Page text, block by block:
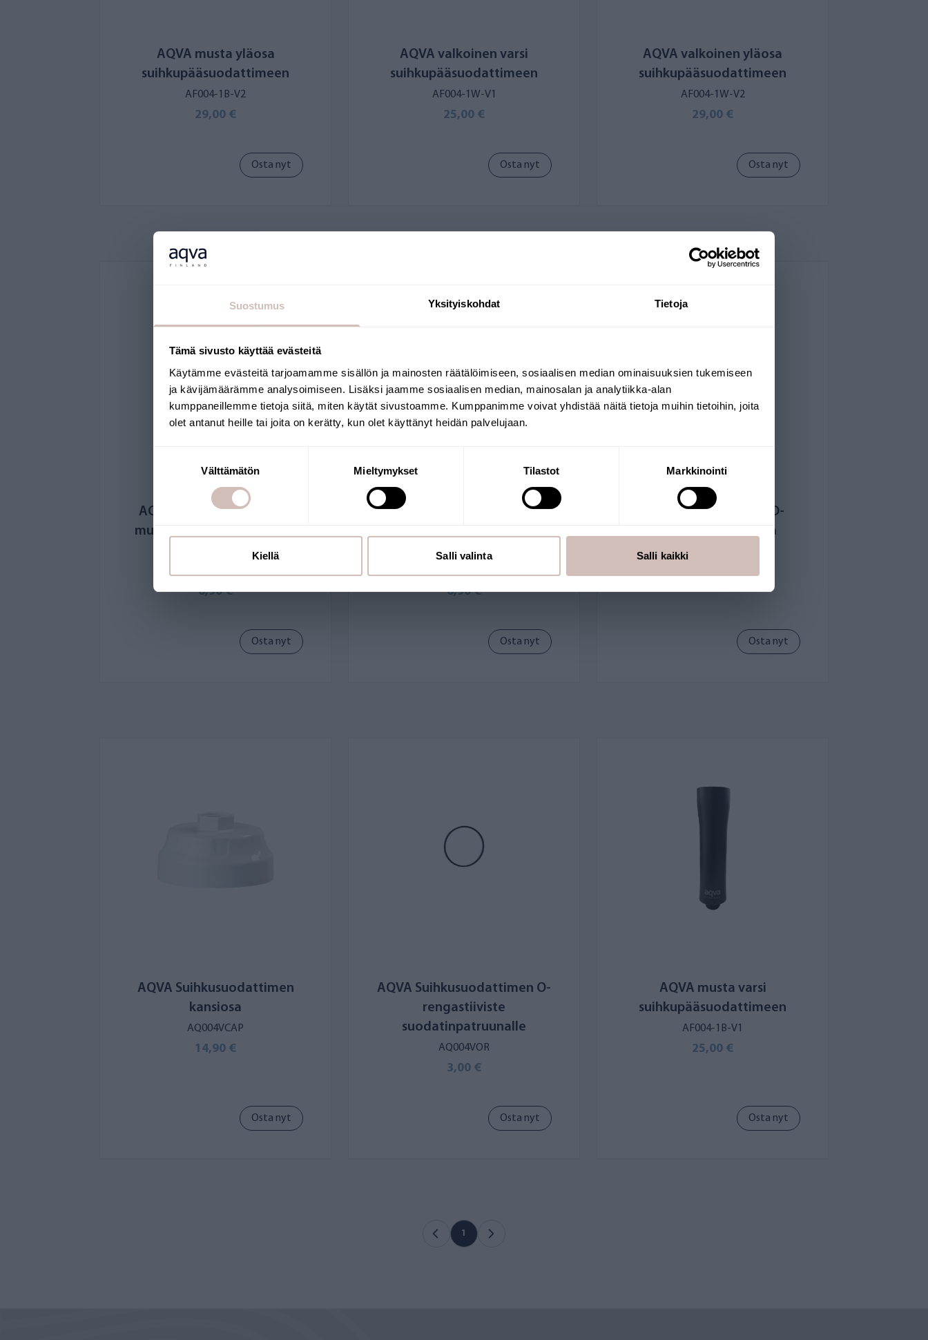
Suostumus Yksityiskohdat Tietoja
Tämä sivusto käyttää evästeitä
Käytämme evästeitä tarjoamamme sisällön ja mainosten räätälöimiseen, sosiaalisen median ominaisuuksien tukemiseen
ja kävijämäärämme analysoimiseen. Lisäksi jaamme sosiaalisen median, mainosalan ja analytiikka-alan
kumppaneillemme tietoja siitä, miten käytät sivustoamme. Kumppanimme voivat yhdistää näitä tietoja muihin tietoihin, joita
olet antanut heille tai joita on kerätty, kun olet käyttänyt heidän palvelujaan.
Välttämätön Mieltymykset Tilastot Markkinointi
Kiellä Salli valinta Salli kaikki
AQVA musta yläosa
suihkupääsuodattimeen
AF004-1B-V2
29,00 €
Osta nyt
AQVA valkoinen varsi
suihkupääsuodattimeen
AF004-1W-V1
25,00 €
Osta nyt
AQVA valkoinen yläosa
suihkupääsuodattimeen
AF004-1W-V2
29,00 €
Osta nyt
AQVA FRESH kierresovite,
musta 1/2 tuuman sisäinen
6,90 €
Osta nyt
AQVA FRESH kierresovite,
sisäisäinen kierre
6,90 €
Osta nyt
AQVA FRESH kotelon O-
rengas X-malli musta
AF004-ORING
Osta nyt
AQVA Suihkusuodattimen
kansiosa
AQ004VCAP
14,90 €
Osta nyt
AQVA Suihkusuodattimen O-
rengastiiviste
suodatinpatruunalle
AQ004VOR
3,00 €
Osta nyt
AQVA musta varsi
suihkupääsuodattimeen
AF004-1B-V1
25,00 €
Osta nyt
1
Valitse toimitusmaa ja kieli jatkaaksesi
Toimitusmaa